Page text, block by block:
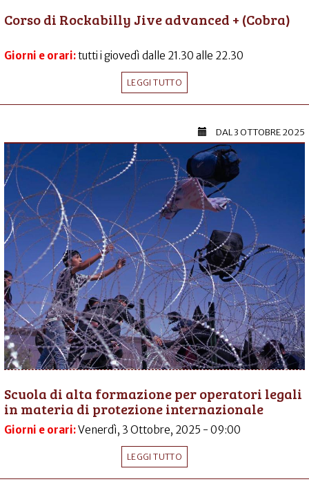
Corso di Rockabilly Jive advanced + (Cobra)
Giorni e orari:tutti i giovedì dalle 21.30 alle 22.30
LEGGI TUTTO
DAL3 OTTOBRE 2025
Scuola di alta formazione per operatori legali
in materia di protezione internazionale
Giorni e orari:Venerdì, 3 Ottobre, 2025 - 09:00
LEGGI TUTTO